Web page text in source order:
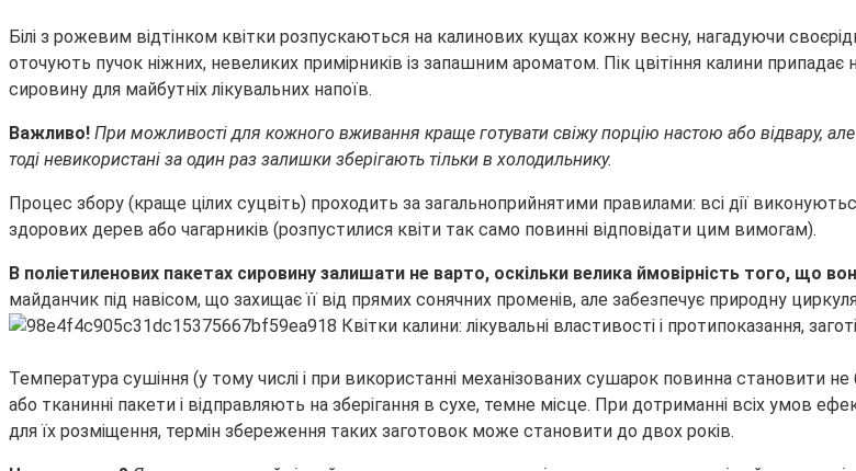
Білі з рожевим відтінком квітки розпускаються на калинових кущах кожну весну, нагадуючи
оточують пучок ніжних, невеликих примірників із запашним ароматом. Пік цвітіння калини
сировину для майбутніх лікувальних напоїв.
Важливо! При можливості для кожного вживання краще готувати свіжу порцію настою або відвару, але
тоді невикористані за один раз залишки зберігають тільки в холодильнику.
Процес збору (краще цілих суцвіть) проходить за загальноприйнятими правилами: всі дії
здорових дерев або чагарників (розпустилися квіти так само повинні відповідати цим вимогам).
В поліетиленових пакетах сировину залишати не варто, оскільки велика ймовірність того, що
майданчик під навісом, що захищає її від прямих сонячних променів, але забезпечує природну
Температура сушіння (у тому числі і при використанні механізованих сушарок повинна становити
або тканинні пакети і відправляють на зберігання в сухе, темне місце. При дотриманні всіх умов
для їх розміщення, термін збереження таких заготовок може становити до двох років.